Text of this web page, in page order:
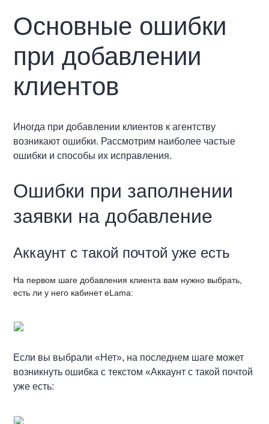
Основные ошибки
при добавлении
клиентов
Иногда при добавлении клиентов к агентству
возникают ошибки. Рассмотрим наиболее частые
ошибки и способы их исправления.
Ошибки при заполнении
заявки на добавление
Аккаунт с такой почтой уже есть
На первом шаге добавления клиента вам нужно выбрать,
есть ли у него кабинет eLama:
Если вы выбрали «Нет», на последнем шаге может
возникнуть ошибка с текстом «Аккаунт с такой почтой
уже есть: